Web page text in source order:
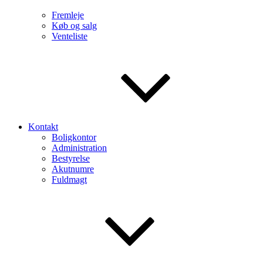
Fremleje
Køb og salg
Venteliste
Kontakt
Boligkontor
Administration
Bestyrelse
Akutnumre
Fuldmagt